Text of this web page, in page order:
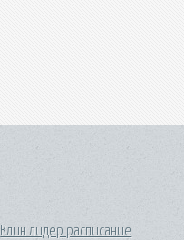
Клин лидер расписание